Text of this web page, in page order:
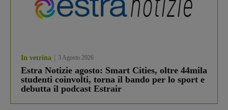
In vetrina 3 Agosto 2026
Estra Notizie agosto: Smart Cities, oltre 44mila
studenti coinvolti, torna il bando per lo sport e
debutta il podcast Estrair